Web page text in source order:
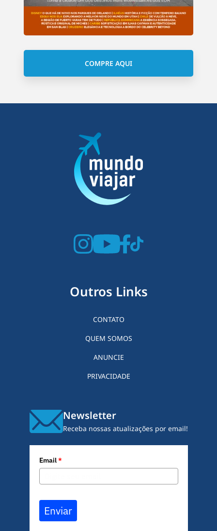
COMPRE AQUI
Outros Links
CONTATO
QUEM SOMOS
ANUNCIE
PRIVACIDADE
Newsletter
Receba nossas atualizações por email!
Email*
Enviar